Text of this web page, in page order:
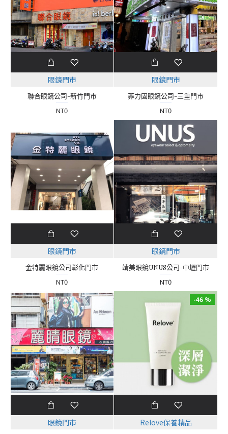
眼鏡門市
聯合眼鏡公司-新竹門市
NT0
眼鏡門市
菲力固眼鏡公司-三重門市
NT0
眼鏡門市
金特麗眼鏡公司彰化門市
NT0
眼鏡門市
靖美眼鏡UNUS公司-中壢門市
NT0
眼鏡門市
-46 %
Relove保養精品